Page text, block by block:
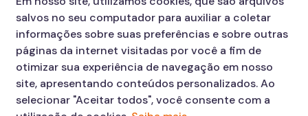
salvos no seu computador para auxiliar a coletar
informações sobre suas preferências e sobre outras
páginas da internet visitadas por você a fim de
otimizar sua experiência de navegação em nosso
site, apresentando conteúdos personalizados. Ao
selecionar "Aceitar todos", você consente com a